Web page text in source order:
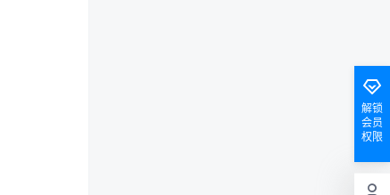
解锁
会员
权限